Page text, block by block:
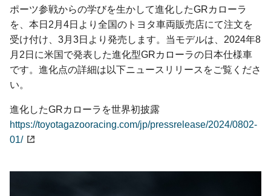
ポーツ参戦からの学びを生かして進化したGRカローラ
を、本日2月4日より全国のトヨタ車両販売店にて注文を
受け付け、3月3日より発売します。当モデルは、2024年8
月2日に米国で発表した進化型GRカローラの日本仕様車
です。進化点の詳細は以下ニュースリリースをご覧くださ
い。
進化したGRカローラを世界初披露
https://toyotagazooracing.com/jp/pressrelease/2024/0802-
01/